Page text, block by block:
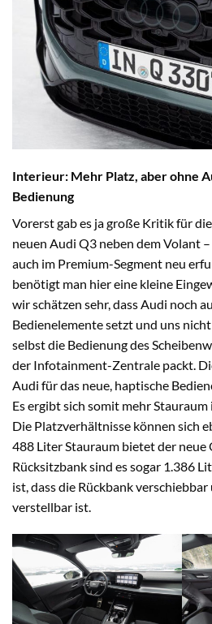
Interieur: Mehr Platz, aber ohne
Bedienung
Vorerst gab es ja große Kritik für
neuen Audi Q3 neben dem Volant
auch im Premium-Segment neu
benötigt man hier eine kleine
wir schätzen sehr, dass Audi noch
Bedienelemente setzt und uns
selbst die Bedienung des
der Infotainment-Zentrale packt.
Audi für das neue, haptische
Es ergibt sich somit mehr
Die Platzverhältnisse können sich
488 Liter Stauraum bietet der neue
Rücksitzbank sind es sogar 1.386
ist, dass die Rückbank
verstellbar ist.